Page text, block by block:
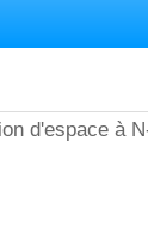
d'espace à